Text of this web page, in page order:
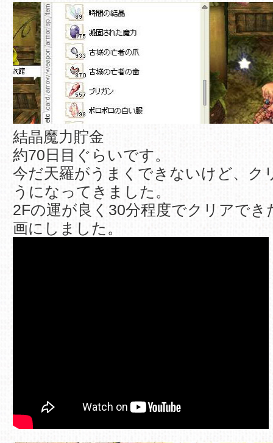
結晶魔力貯金
約70日目ぐらいです。
今だ天羅がうまくできないけど、ク
うになってきました。
2Fの運が良く30分程度でクリアでき
画にしました。